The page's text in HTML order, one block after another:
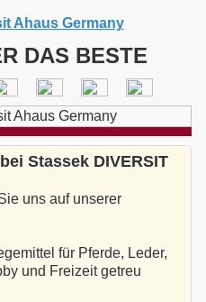
DAS BESTE
Stassek DIVERSIT
uns auf unserer
für Pferde, Leder,
und Freizeit getreu